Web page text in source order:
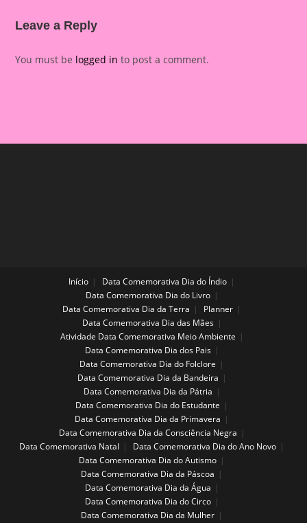
Leave a Reply
You must be logged in to post a comment.
Início
Data Comemorativa Dia do Índio
Data Comemorativa Dia do Livro
Data Comemorativa Dia da Terra
Planner
Data Comemorativa Dia das Mães
Atividade Data Comemorativa Meio Ambiente
Data Comemorativa Dia dos Pais
Data Comemorativa Dia do Folclore
Data Comemorativa Dia da Bandeira
Data Comemorativa Dia da Pátria
Data Comemorativa Dia do Estudante
Data Comemorativa Dia da Primavera
Data Comemorativa Dia da Consciência Negra
Data Comemorativa Natal
Data Comemorativa Dia do Ano Novo
Data Comemorativa Dia do Autismo
Data Comemorativa Dia da Páscoa
Data Comemorativa Dia da Água
Data Comemorativa Dia do Circo
Data Comemorativa Dia da Mulher